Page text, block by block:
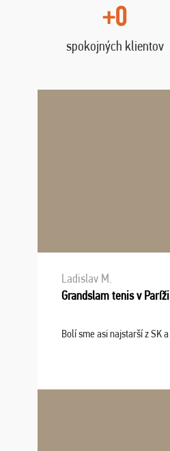
+0
spokojných klientov
Ladislav M.
Grandslam tenis v
Bolí sme asi najstarší z SK